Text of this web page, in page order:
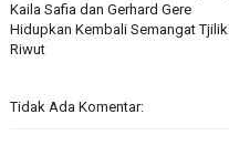
Kaila Safia dan Gerhard Gere
Hidupkan Kembali Semangat Tjilik
Riwut
Tidak Ada Komentar: